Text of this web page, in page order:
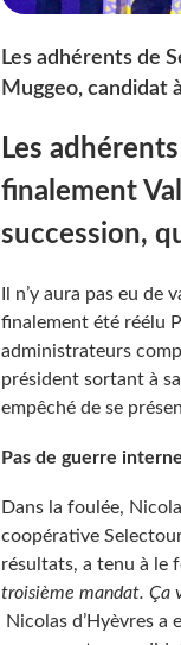
Les adhérents de
Muggeo, candidat
Les
finalement
succession,
Il n’y aura pas eu de
finalement été réélu
administrateurs
président sortant à
empêché de se
Pas de guerre interne
Dans la foulée,
coopérative
résultats, a tenu à le
troisième mandat. Ça
Nicolas d’Hyèvres